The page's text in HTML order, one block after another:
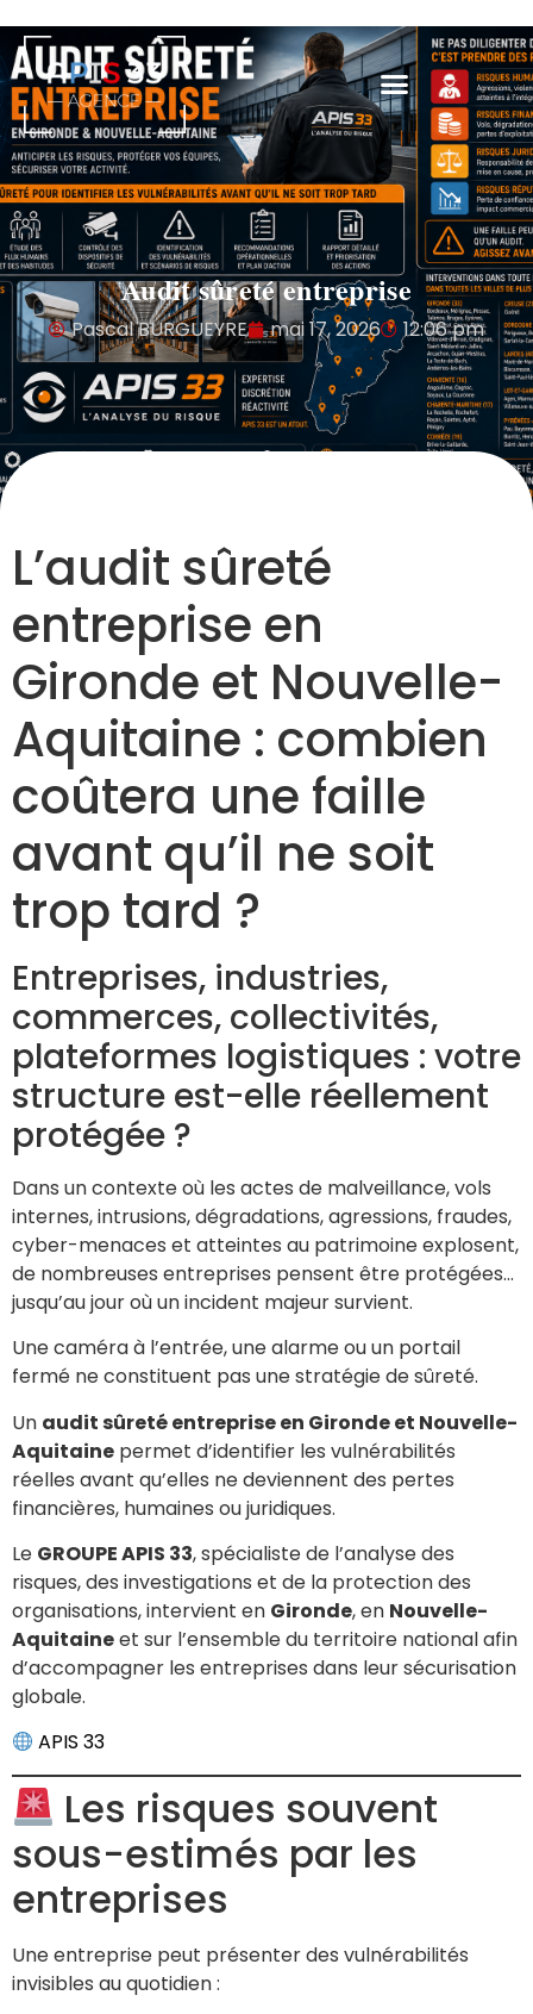
Audit sûreté entreprise
Pascal BURGUEYRE mai 17, 2026 12:06 pm
L’audit sûreté
entreprise en
Gironde et Nouvelle-
Aquitaine : combien
coûtera une faille
avant qu’il ne soit
trop tard ?
Entreprises, industries,
commerces, collectivités,
plateformes logistiques : votre
structure est-elle réellement
protégée ?
Dans un contexte où les actes de malveillance, vols
internes, intrusions, dégradations, agressions, fraudes,
cyber-menaces et atteintes au patrimoine explosent,
de nombreuses entreprises pensent être protégées…
jusqu’au jour où un incident majeur survient.
Une caméra à l’entrée, une alarme ou un portail
fermé ne constituent pas une stratégie de sûreté.
Un audit sûreté entreprise en Gironde et Nouvelle-
Aquitaine permet d’identifier les vulnérabilités
réelles avant qu’elles ne deviennent des pertes
financières, humaines ou juridiques.
Le GROUPE APIS 33, spécialiste de l’analyse des
risques, des investigations et de la protection des
organisations, intervient en Gironde, en Nouvelle-
Aquitaineet sur l’ensemble du territoire national afin
d’accompagner les entreprises dans leur sécurisation
globale.
APIS 33
Les risques souvent
sous-estimés par les
entreprises
Une entreprise peut présenter des vulnérabilités
invisibles au quotidien :